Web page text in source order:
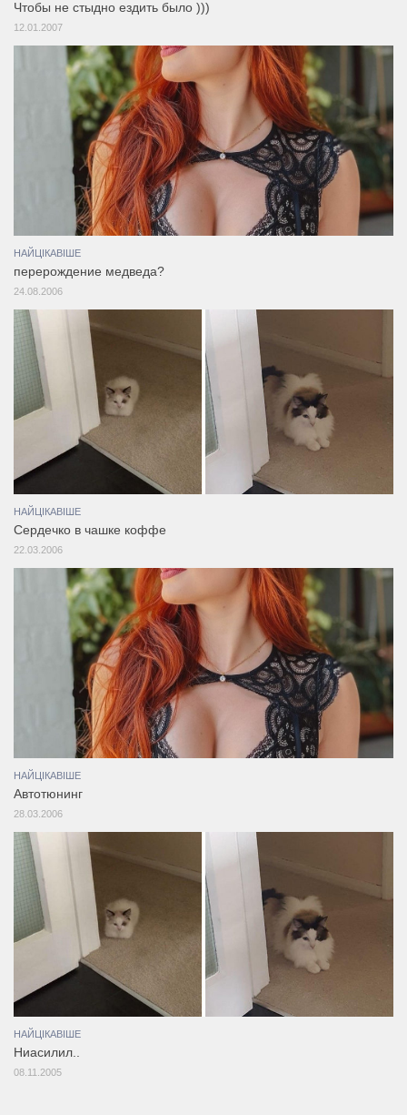
Чтобы не стыдно ездить было )))
12.01.2007
НАЙЦІКАВІШЕ
перерождение медведа?
24.08.2006
НАЙЦІКАВІШЕ
Сердечко в чашке коффе
22.03.2006
НАЙЦІКАВІШЕ
Автотюнинг
28.03.2006
НАЙЦІКАВІШЕ
Ниасилил..
08.11.2005